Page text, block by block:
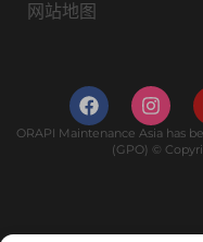
网站地图
ORAPI Maintenance Asia has
(GPO) ©